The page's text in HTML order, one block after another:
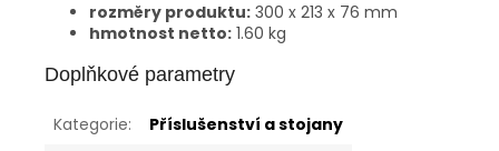
rozměry produktu: 300 x 213 x 76 mm
hmotnost netto: 1.60 kg
Doplňkové parametry
Kategorie:
Příslušenství a stojany